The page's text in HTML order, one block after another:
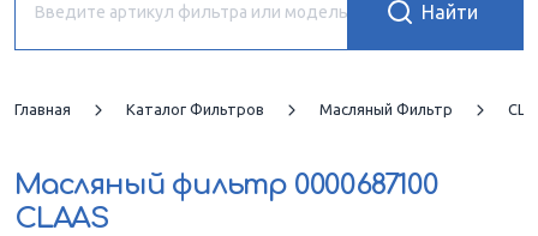
Главная Каталог Фильтров Масляный Фильтр
Масляный фильтр 0000687100
CLAAS